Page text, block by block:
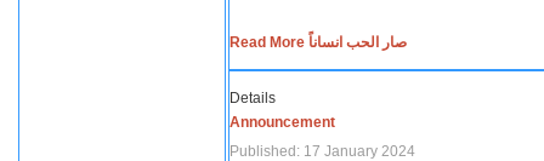
Read More صار الحب انساناً
Details
Announcement
Published: 17 January 2024